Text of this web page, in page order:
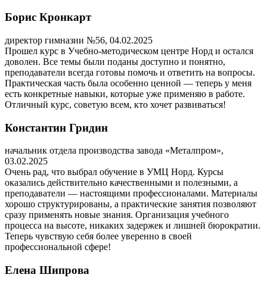
Борис Кронкарт
директор гимназии №56, 04.02.2025
Прошел курс в Учебно-методическом центре Норд и остался
доволен. Все темы были поданы доступно и понятно,
преподаватели всегда готовы помочь и ответить на вопросы.
Практическая часть была особенно ценной — теперь у меня
есть конкретные навыки, которые уже применяю в работе.
Отличный курс, советую всем, кто хочет развиваться!
Константин Гридин
начальник отдела производства завода «Металпром»,
03.02.2025
Очень рад, что выбрал обучение в УМЦ Норд. Курсы
оказались действительно качественными и полезными, а
преподаватели — настоящими профессионалами. Материалы
хорошо структурированы, а практические занятия позволяют
сразу применять новые знания. Организация учебного
процесса на высоте, никаких задержек и лишней бюрократии.
Теперь чувствую себя более уверенно в своей
профессиональной сфере!
Елена Шипрова